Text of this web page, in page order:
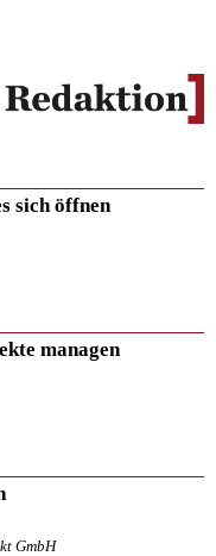
sich öffnen
managen
GmbH